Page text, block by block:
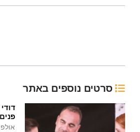
סרטים נוספים באתר
פנים